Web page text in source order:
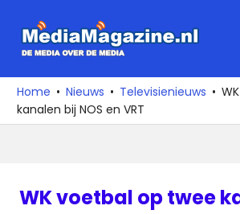
naar
media
over
de
Home Nieuws Televisienieuws
kanalen bij NOS en VRT
WK voetbal op twee